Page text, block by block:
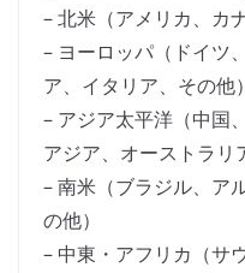
– 北米（アメリカ、カ
– ヨーロッパ（ドイツ
ア、イタリア、その他）
– アジア太平洋（中国
アジア、オーストラリ
– 南米（ブラジル、ア
の他）
– 中東・アフリカ（サ